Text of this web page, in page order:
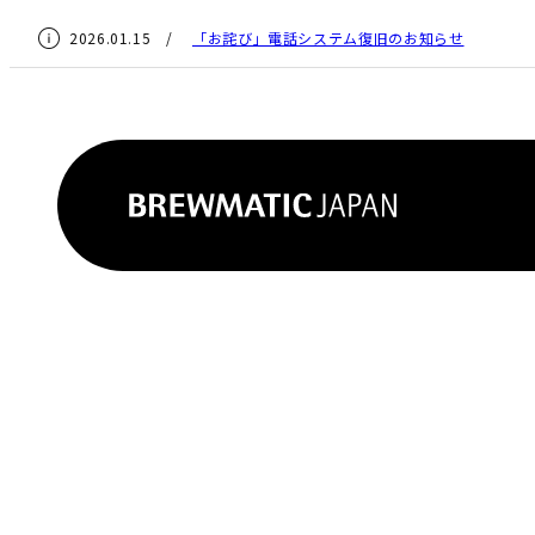
2026.01.15 / 「お詫び」電話システム復旧のお知らせ